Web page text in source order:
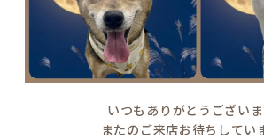
いつもありがとうございま
またのご来店お待ちして